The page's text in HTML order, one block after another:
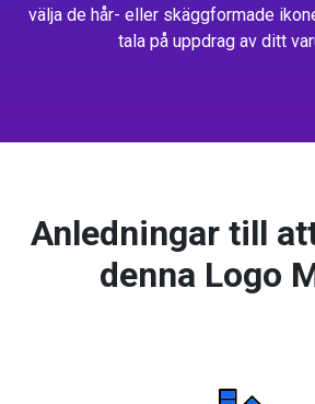
välja de hår- eller skäggformade
tala på uppdrag av ditt
Anledningar till
denna Logo